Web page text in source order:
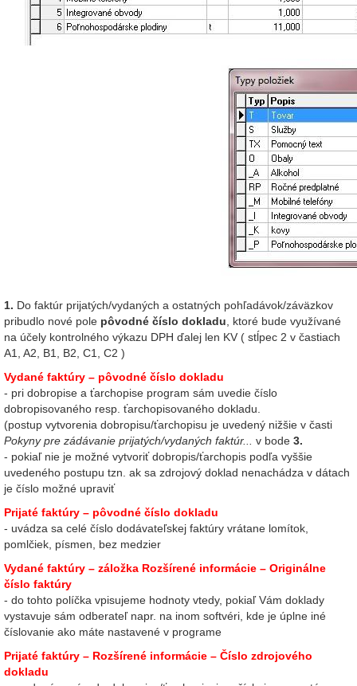
1. Do faktúr prijatých/vydaných a ostatných pohľadávok/záväzkov
pribudlo nové pole pôvodné číslo dokladu , ktoré bude využívané
na účely kontrolného výkazu DPH ďalej len KV ( stĺpec 2 v častiach
A1, A2, B1, B2, C1, C2 )
Vydané faktúry – pôvodné číslo dokladu
- pri dobropise a ťarchopise program sám uvedie číslo
dobropisovaného resp. ťarchopisovaného dokladu.
(postup vytvorenia dobropisu/ťarchopisu je uvedený nižšie v časti
Pokyny pre zádávanie prijatých/vydaných faktúr...
v bode 3.
- pokiaľ nie je možné vytvoriť dobropis/ťarchopis podľa vyššie
uvedeného postupu tzn. ak sa zdrojový doklad nenachádza v dátach
je číslo možné upraviť
Prijaté faktúry – pôvodné číslo dokladu
- uvádza sa celé číslo dodávateľskej faktúry vrátane lomítok,
pomlčiek, písmen, bez medzier
Vydané faktúry – záložka Rozšírené informácie – Originálne
číslo faktúry
- do tohto políčka vpisujeme hodnoty vtedy, pokiaľ Vám doklady
vystavuje sám odberateľ napr. na inom softvéri, kde je úplne iné
číslovanie ako máte nastavené v programe
Prijaté faktúry – Rozšírené informácie – Číslo zdrojového
dokladu